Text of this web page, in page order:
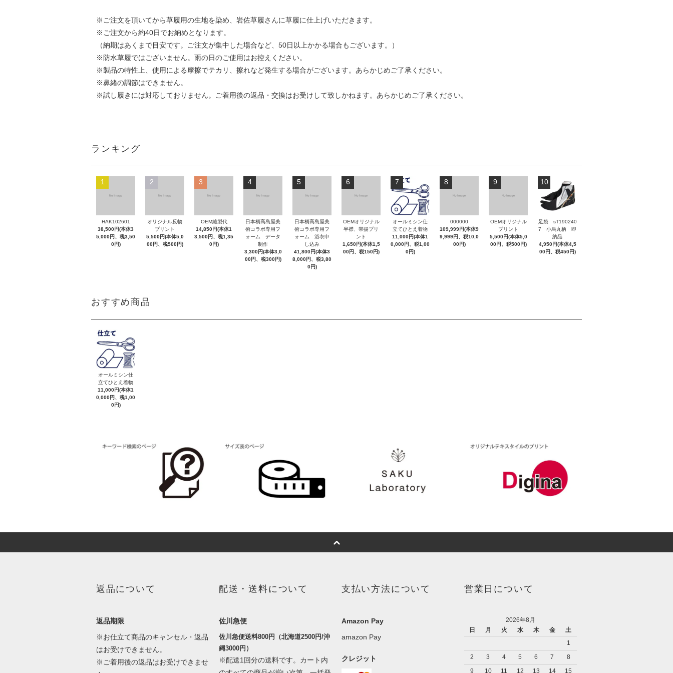
※ご注文を頂いてから草履用の生地を染め、岩佐草履さんに草履に仕上げいただきます。
※ご注文から約40日でお納めとなります。
（納期はあくまで目安です。ご注文が集中した場合など、50日以上かかる場合もございます。）
※防水草履ではございません。雨の日のご使用はお控えください。
※製品の特性上、使用による摩擦でテカリ、擦れなど発生する場合がございます。あらかじめご了承ください。
※鼻緒の調節はできません。
※試し履きには対応しておりません。ご着用後の返品・交換はお受けして致しかねます。あらかじめご了承ください。
ランキング
1
HAK102601
38,500円(本体3
5,000円、税3,50
0円)
2
オリジナル反物
プリント
5,500円(本体5,0
00円、税500円)
3
OEM縫製代
14,850円(本体1
3,500円、税1,35
0円)
4
日本橋高島屋美
術コラボ専用フ
ォーム データ
制作
3,300円(本体3,0
00円、税300円)
5
日本橋高島屋美
術コラボ専用フ
ォーム 浴衣申
し込み
41,800円(本体3
8,000円、税3,80
0円)
6
OEMオリジナル
半襟、帯揚プリ
ント
1,650円(本体1,5
00円、税150円)
7
オールミシン仕
立てひとえ着物
11,000円(本体1
0,000円、税1,00
0円)
8
000000
109,999円(本体9
9,999円、税10,0
00円)
9
OEMオリジナル
プリント
5,500円(本体5,0
00円、税500円)
10
足袋 sT190240
7 小烏丸柄 即
納品
4,950円(本体4,5
00円、税450円)
おすすめ商品
オールミシン仕
立てひとえ着物
11,000円(本体1
0,000円、税1,00
0円)
返品について
返品期限
※お仕立て商品のキャンセル・返品
はお受けできません。
※ご着用後の返品はお受けできませ
配送・送料について
佐川急便
佐川急便送料800円（北海道2500円/沖
縄3000円）
※配送1回分の送料です。カート内
支払い方法について
Amazon Pay
amazon Pay
クレジット
営業日について
2026年8月
日
月 火 水 木 金
土
1
2
3 4 5 6 7
8
9
10 11 12 13 14 15